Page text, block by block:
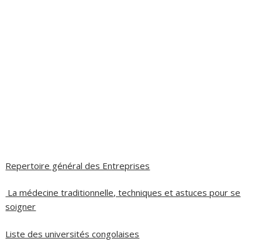
Repertoire général des Entreprises
La médecine traditionnelle, techniques et astuces pour se
soigner
Liste des universités congolaises